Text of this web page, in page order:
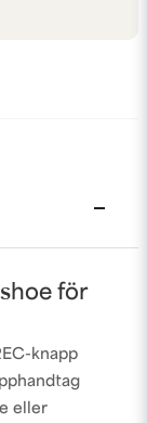
för
knapp
eller